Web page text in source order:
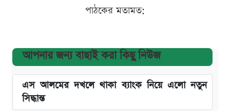
পাঠকের মতামত:
আপনার জন্য বাছাই করা কিছু নিউজ
এস আলমের দখলে থাকা ব্যাংক নিয়ে এলো নতুন
সিদ্ধান্ত